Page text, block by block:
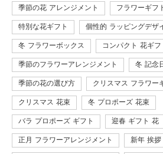
季節の花 アレンジメント フラワーギフ
特別な花ギフト 個性的 ラッピングデザ
冬 フラワーボックス コンパクト 花ギフ
季節のフラワーアレンジメント 冬 記念
季節の花の選び方 クリスマス フラワー
クリスマス 花束 冬 プロポーズ 花束
バラ プロポーズ ギフト 迎春 ギフト 花
正月 フラワーアレンジメント 新年 挨拶